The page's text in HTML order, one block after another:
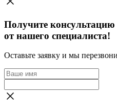
Получите
от нашего специалиста!
Оставьте заявку и мы